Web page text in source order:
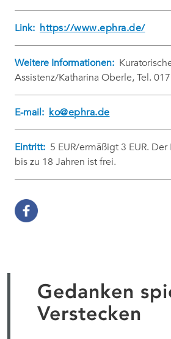
Link: https://www.ephra.de/
Weitere Informationen:
Assistenz/Katharina Oberle, Tel.
E-mail: ko@ephra.de
Eintritt: 5 EUR/ermäßigt 3 EUR.
bis zu 18 Jahren ist frei.
Gedanken
Verstecken